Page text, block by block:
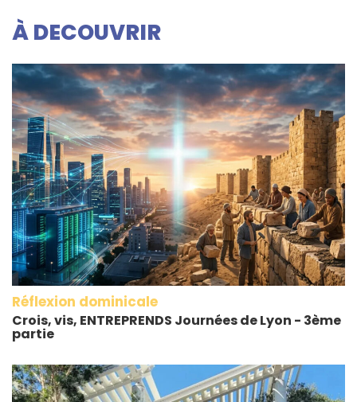
À DECOUVRIR
Réflexion dominicale
Crois, vis, ENTREPRENDS Journées de Lyon - 3ème
partie